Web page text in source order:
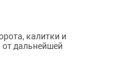
дальнейшей